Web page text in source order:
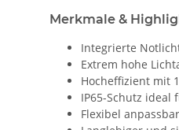
Merkmale &
Integrierte
Extrem hohe
Hocheffizient mit
IP65-Schutz ideal
Flexibel